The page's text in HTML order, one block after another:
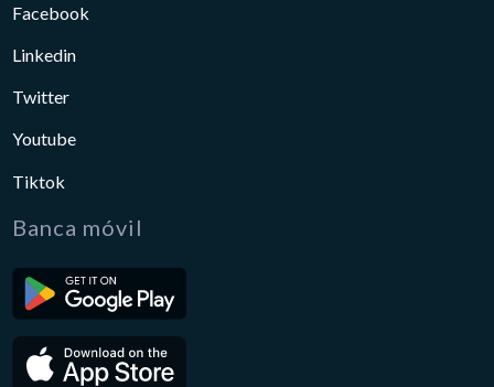
Facebook
Linkedin
Twitter
Youtube
Tiktok
Banca móvil